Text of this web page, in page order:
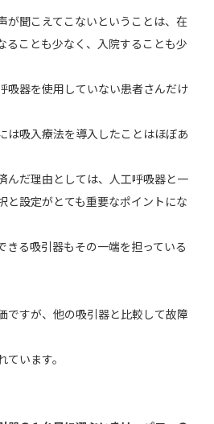
が聞こえてこないということは、在
ることも少なく、入院することも少
吸器を使用していない患者さんだけ
は吸入療法を導入したことはほぼあ
んだ理由としては、人工呼吸器と一
と設定がとても重要なポイントにな
きる吸引器もその一端を担っている
ですが、他の吸引器と比較して故障
います。